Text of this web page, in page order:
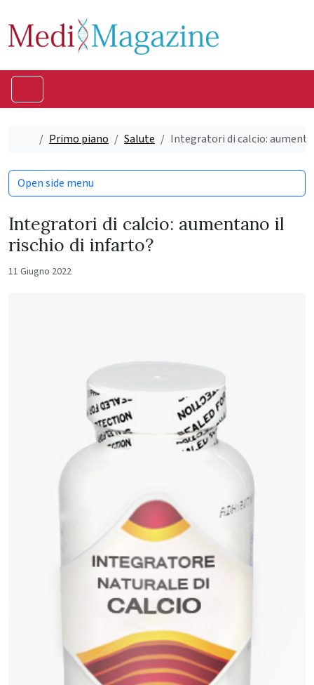
HomePrimo piano Salute Integratori di calcio:
Integratori di calcio: aumentano il
rischio di infarto?
11 Giugno 2022
Open side menu